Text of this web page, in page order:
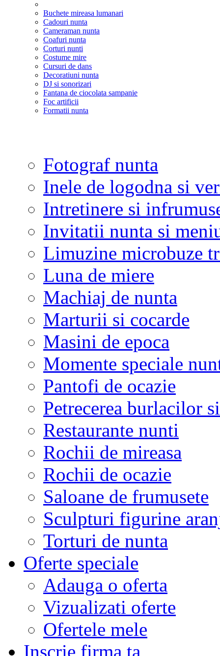
Buchete mireasa lumanari
Cadouri nunta
Cameraman nunta
Coafuri nunta
Corturi nunti
Costume mire
Cursuri de dans
Decoratiuni nunta
DJ si sonorizari
Fantana de ciocolata sampanie
Foc artificii
Formatii nunta
Fotograf nunta
Inele de logodna si
Intretinere si
Invitatii nunta si
Limuzine microbuze
Luna de miere
Machiaj de nunta
Marturii si cocarde
Masini de epoca
Momente speciale
Pantofi de ocazie
Petrecerea burlacilor
Restaurante nunti
Rochii de mireasa
Rochii de ocazie
Saloane de frumusete
Sculpturi figurine
Torturi de nunta
Oferte speciale
Adauga o oferta
Vizualizati oferte
Ofertele mele
Inscrie firma ta